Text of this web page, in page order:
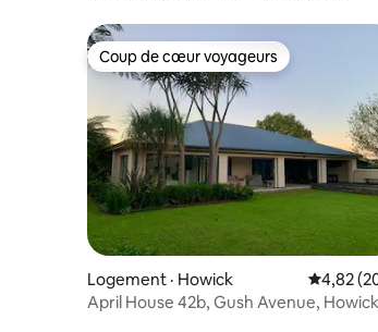
Coup de cœur voyageurs
Coup de cœur voyageurs
Logement · Howick Note
4,82
April House 42b, Gush Avenue, Howick